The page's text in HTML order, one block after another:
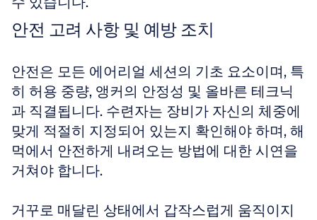
안전 고려 사항 및 예방 조치
안전은 모든 에어리얼 세션의 기초 요소이며, 특
히 허용 중량, 앵커의 안정성 및 올바른 테크닉
과 직결됩니다. 수련자는 장비가 자신의 체중에
맞게 적절히 지정되어 있는지 확인해야 하며, 해
먹에서 안전하게 내려오는 방법에 대한 시연을
거쳐야 합니다.
거꾸로 매달린 상태에서 갑작스럽게 움직이지